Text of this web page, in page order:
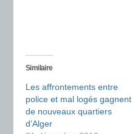
Similaire
Les affrontements entre
police et mal logés gagnent
de nouveaux quartiers
d’Alger